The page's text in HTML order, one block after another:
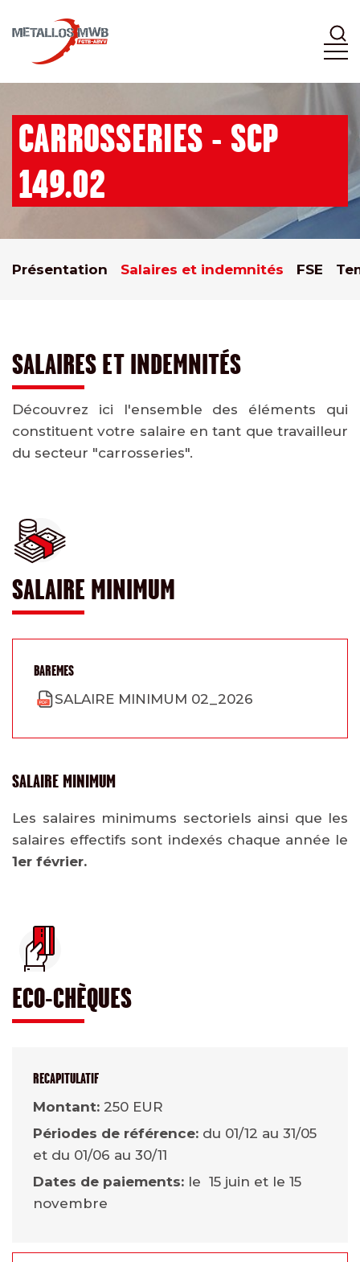
CARROSSERIES - SCP
149.02
Présentation Salaires et indemnités FSE
SALAIRES ET INDEMNITÉS
Découvrez ici l'ensemble des éléments qui
constituent votre salaire en tant que travailleur
du secteur "carrosseries".
SALAIRE MINIMUM
BAREMES
SALAIRE MINIMUM 02_2026
SALAIRE MINIMUM
Les salaires minimums sectoriels ainsi que les
salaires effectifs sont indexés chaque année le
1er février.
ECO-CHÈQUES
RECAPITULATIF
Montant: 250 EUR
Périodes de référence: du 01/12 au 31/05
et du 01/06 au 30/11
Dates de paiements: le 15 juin et le 15
novembre